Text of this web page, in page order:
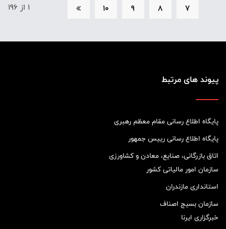
7
8
9
10
1 از 196
پیوند های مرتبط
پایگاه اطلاع رسانی مقام معظم رهبری
پایگاه اطلاع رسانی رییس جمهور
اتاق بازرگانی، صنایع، معادن و کشاورزی
سازمان امور مالیاتی کشور
استانداری مازندران
سازمان بسیج اصناف
خبرگزاری ایرنا